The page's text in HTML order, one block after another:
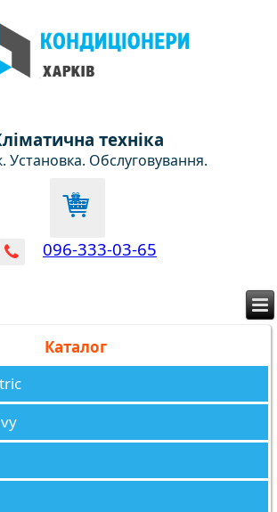
техніка
Установка. Обслуговування.
096-333-03-65
Каталог